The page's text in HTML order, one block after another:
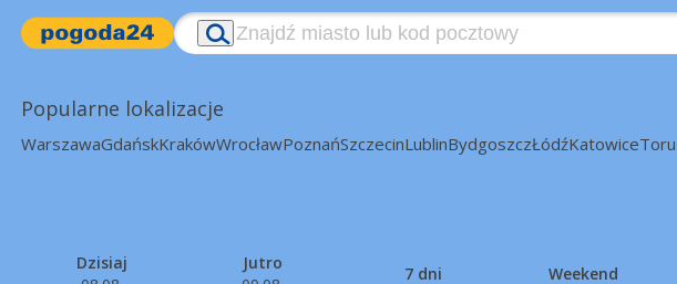
Popularne lokalizacje
WarszawaGdańskKrakówWrocławPoznańSzczecinLublinBydgoszczŁódźKatowice
Dzisiaj
Jutro
7 dni Weekend